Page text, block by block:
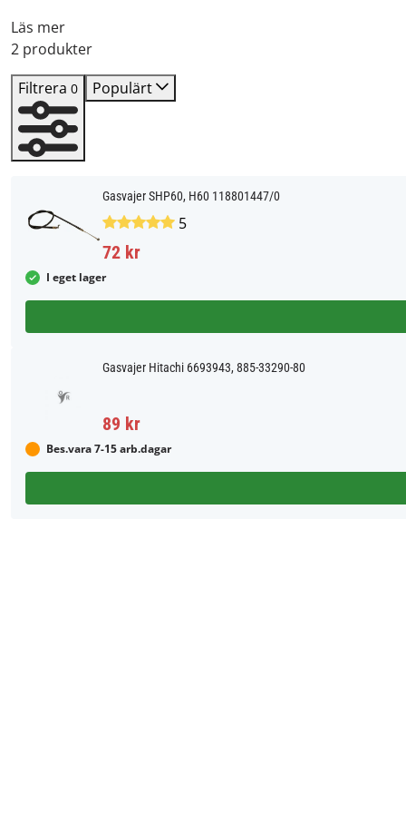
Läs mer
2 produkter
Filtrera 0 Populärt
Gasvajer SHP60, H60 118801447/0
5
72 kr
I eget lager
Gasvajer Hitachi 6693943, 885-33290-80
89 kr
Bes.vara 7-15 arb.dagar